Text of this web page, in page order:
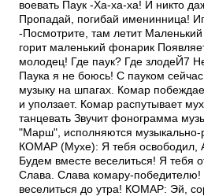
воевать Паук -Ха-ха-ха! И никто
Пропадай, погибай именинница!
-Посмотрите, там летит
горит маленький фонарик
молодец! Где паук? Где злодеЙ7
Паука я не боюсь! С пауком
музыку на шпагах. Комар
и уползает. Комар распутывает
танцевать Звучит фонограмма
"Марш", исполняются музыкально-
КОМАР (Мухе): Я тебя освободил,
Будем вместе веселиться! Я тебя
Слава. Слава комару-
веселиться до утра! КОМАР: Эй,